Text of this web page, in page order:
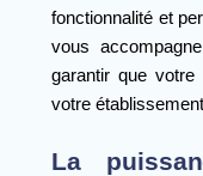
fonctionnalité et
vous
garantir que votre
votre
La